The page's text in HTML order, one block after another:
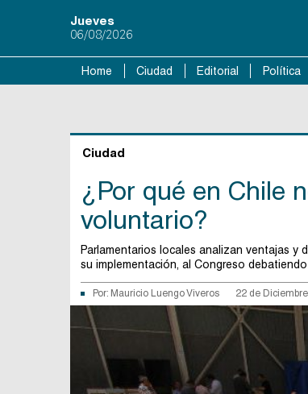
Jueves
06/08/2026
Home Ciudad Editorial Política
Ciudad
¿Por qué en Chile
voluntario?
Parlamentarios locales analizan ventajas
su implementación, al Congreso
Por: Mauricio Luengo Viveros 22 de